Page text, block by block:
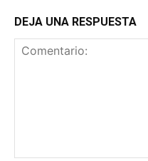
DEJA UNA RESPUESTA